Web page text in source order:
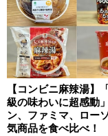
4. 子どものお
セージドーナ
注文ごとに
【コンビニ麻辣湯】
級の味わいに超感動
ン、ファミマ、ロー
気商品を食べ比べ！